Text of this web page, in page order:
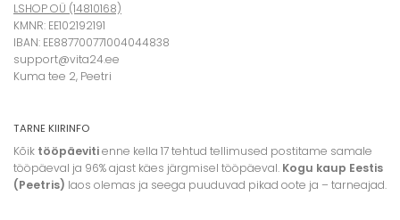
LSHOP OÜ (14810168)
KMNR: EE102192191
IBAN: EE887700771004044838
support@vita24.ee
Kuma tee 2, Peetri
TARNE KIIRINFO
Kõik tööpäevitienne kella 17 tehtud tellimused postitame samale
tööpäeval ja 96% ajast käes järgmisel tööpäeval. Kogu kaup Eestis
(Peetris) laos olemas ja seega puuduvad pikad oote ja – tarneajad.